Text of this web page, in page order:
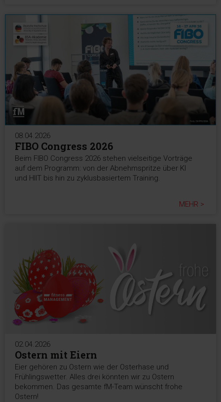
08.04.2026
FIBO Congress 2026
Beim FIBO Congress 2026 stehen vielseitige Vorträge
auf dem Programm: von der Abnehmspritze über KI
und HIIT bis hin zu zyklusbasiertem Training.
MEHR >
02.04.2026
Ostern mit Eiern
Eier gehören zu Ostern wie der Osterhase und
Frühlingswetter. Alles drei könnten wir zu Ostern
bekommen. Das gesamte fM-Team wünscht frohe
Ostern!